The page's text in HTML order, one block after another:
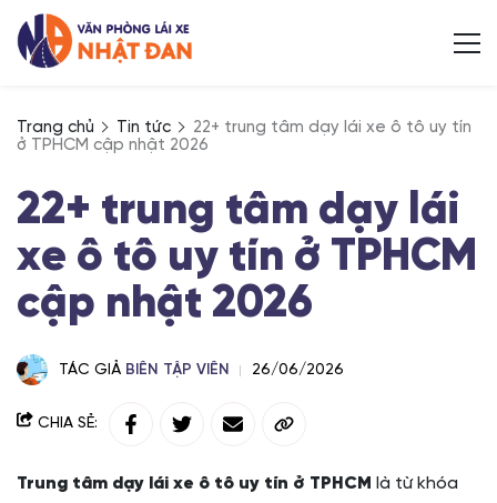
Trang chủ Tin tức
22+ trung tâm dạy lái xe ô tô uy tín
ở TPHCM cập nhật 2026
22+ trung tâm dạy lái
xe ô tô uy tín ở TPHCM
cập nhật 2026
TÁC GIẢ BIÊN TẬP VIÊN 26/06/2026
CHIA SẺ:
Trung tâm dạy lái xe ô tô uy tín ở TPHCM là từ khóa